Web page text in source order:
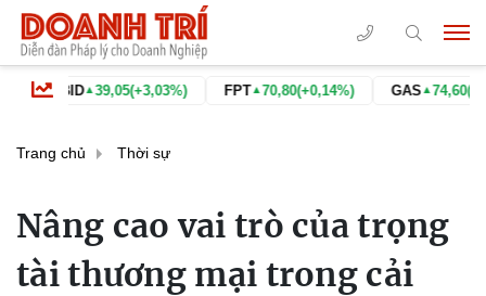
39,05 (+3,03%) FPT 70,80(+0,14%) GAS 74,60(+6,88%)
Trang chủ Thời sự
Nâng cao vai trò của trọng
tài thương mại trong cải